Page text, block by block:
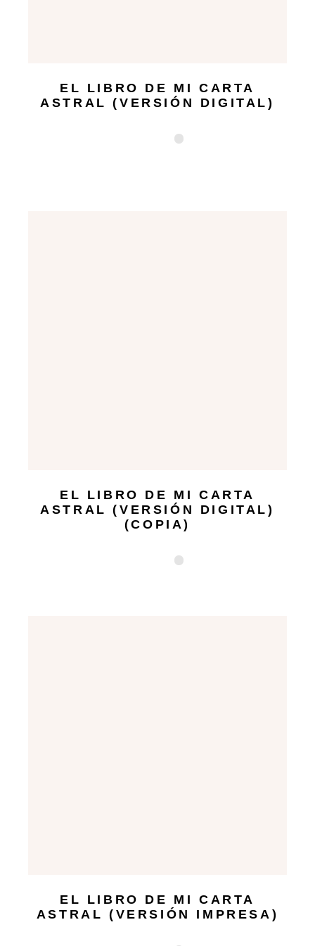
EL LIBRO DE MI CARTA
ASTRAL (VERSIÓN DIGITAL)
EL LIBRO DE MI CARTA
ASTRAL (VERSIÓN DIGITAL)
(COPIA)
EL LIBRO DE MI CARTA
ASTRAL (VERSIÓN IMPRESA)